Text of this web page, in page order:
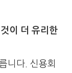
이 더 유리한
니다. 신용회